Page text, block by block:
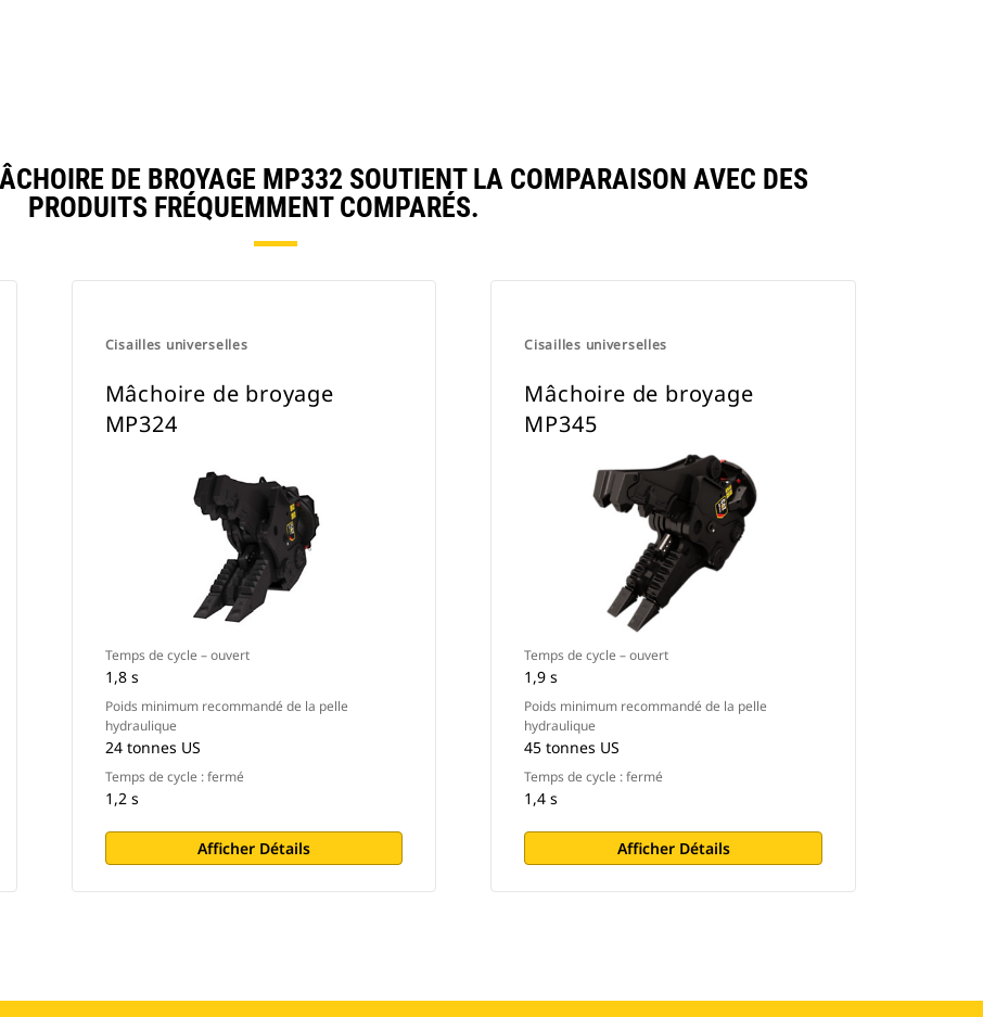
DE BROYAGE MP332 SOUTIENT LA COMPARAISON AVEC DES
PRODUITS FRÉQUEMMENT COMPARÉS.
Cisailles universelles
Mâchoire de broyage
MP324
Temps de cycle – ouvert
1,8 s
Poids minimum recommandé de la pelle
hydraulique
24 tonnes US
Temps de cycle : fermé
1,2 s
Afficher Détails
Cisailles universelles
Mâchoire de broyage
MP345
Temps de cycle – ouvert
1,9 s
Poids minimum recommandé de la pelle
hydraulique
45 tonnes US
Temps de cycle : fermé
1,4 s
Afficher Détails